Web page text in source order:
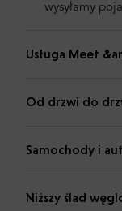
wysyłamy
Usługa Meet
Od drzwi do
Samochody i
Niższy ślad